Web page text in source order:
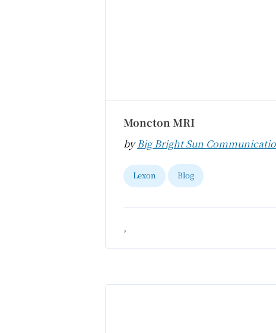
Moncton MRI
byBig Bright Sun
Lexon Blog
,